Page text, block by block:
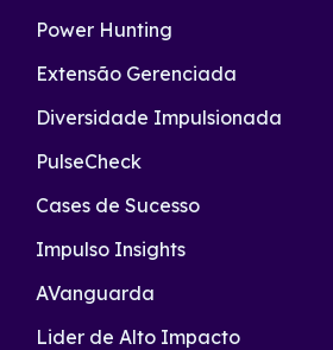
Power Hunting
Extensão Gerenciada
Diversidade Impulsionada
PulseCheck
Cases de Sucesso
Impulso Insights
AVanguarda
Lider de Alto Impacto